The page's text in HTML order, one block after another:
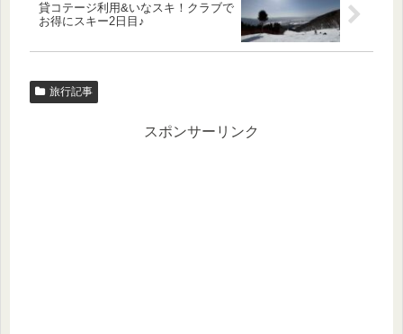
貸コテージ利用&いなスキ！クラブで
お得にスキー2日目♪
旅行記事
スポンサーリンク